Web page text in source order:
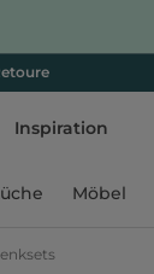
Inspiration
Möbel